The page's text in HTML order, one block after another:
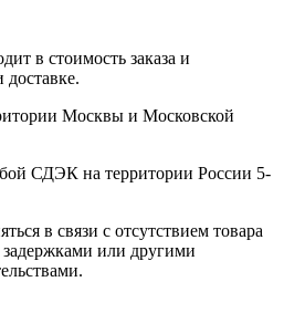
в стоимость заказа и
доставке.
Москвы и Московской
СДЭК на территории России 5-
в связи с отсутствием товара
или другими